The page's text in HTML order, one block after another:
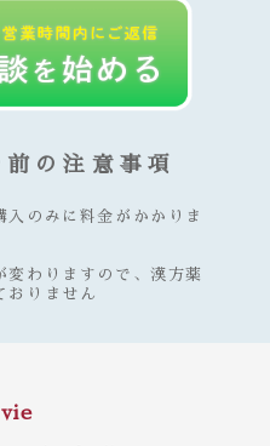
の注意事項
のみに料金がかかりま
わりますので、漢方薬
おりません